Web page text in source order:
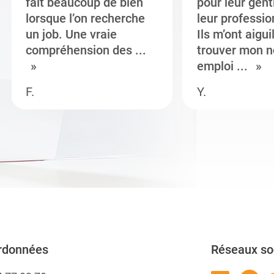
lorsque l’on recherche
un job. Une vraie
compréhension des ...
F.
leur
Ils m’ont
trouver mon
emploi ...
Y.
Réseaux